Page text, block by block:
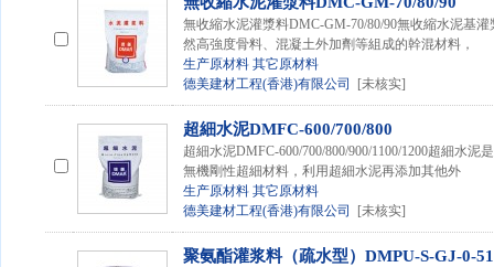
無收縮水泥灌漿料DMC-GM-70/80/90無收縮水泥基
然高強度骨料、混凝土外加劑等組成的幹混材料，
生产原材料 其它原材料
德美建材工程(香港)有限公司
[未核实]
超細水泥DMFC-600/700/800
超細水泥DMFC-600/700/800/900/1100/1200超細水
無機剛性超細材料，利用超細水泥再添加其他外
生产原材料 其它原材料
德美建材工程(香港)有限公司
[未核实]
聚氨酯灌浆料（疏水型）DMPU-S-GJ-0-